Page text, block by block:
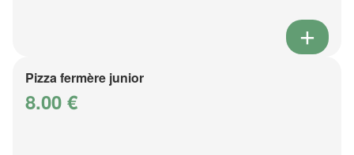
Pizza fermère junior
8.00 €